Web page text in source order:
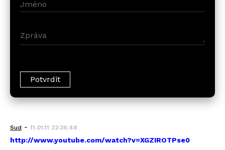
Sud - 11.01.11 22:36:48
http://www.youtube.com/watch?v=XGZIROTPse0